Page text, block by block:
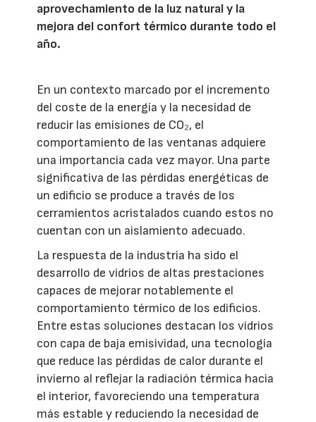
aprovechamiento de la luz natural y la
mejora del confort térmico durante todo el
año.
En un contexto marcado por el incremento
del coste de la energía y la necesidad de
reducir las emisiones de CO₂, el
comportamiento de las ventanas adquiere
una importancia cada vez mayor. Una parte
significativa de las pérdidas energéticas de
un edificio se produce a través de los
cerramientos acristalados cuando estos no
cuentan con un aislamiento adecuado.
La respuesta de la industria ha sido el
desarrollo de vidrios de altas prestaciones
capaces de mejorar notablemente el
comportamiento térmico de los edificios.
Entre estas soluciones destacan los vidrios
con capa de baja emisividad, una tecnología
que reduce las pérdidas de calor durante el
invierno al reflejar la radiación térmica hacia
el interior, favoreciendo una temperatura
más estable y reduciendo la necesidad de